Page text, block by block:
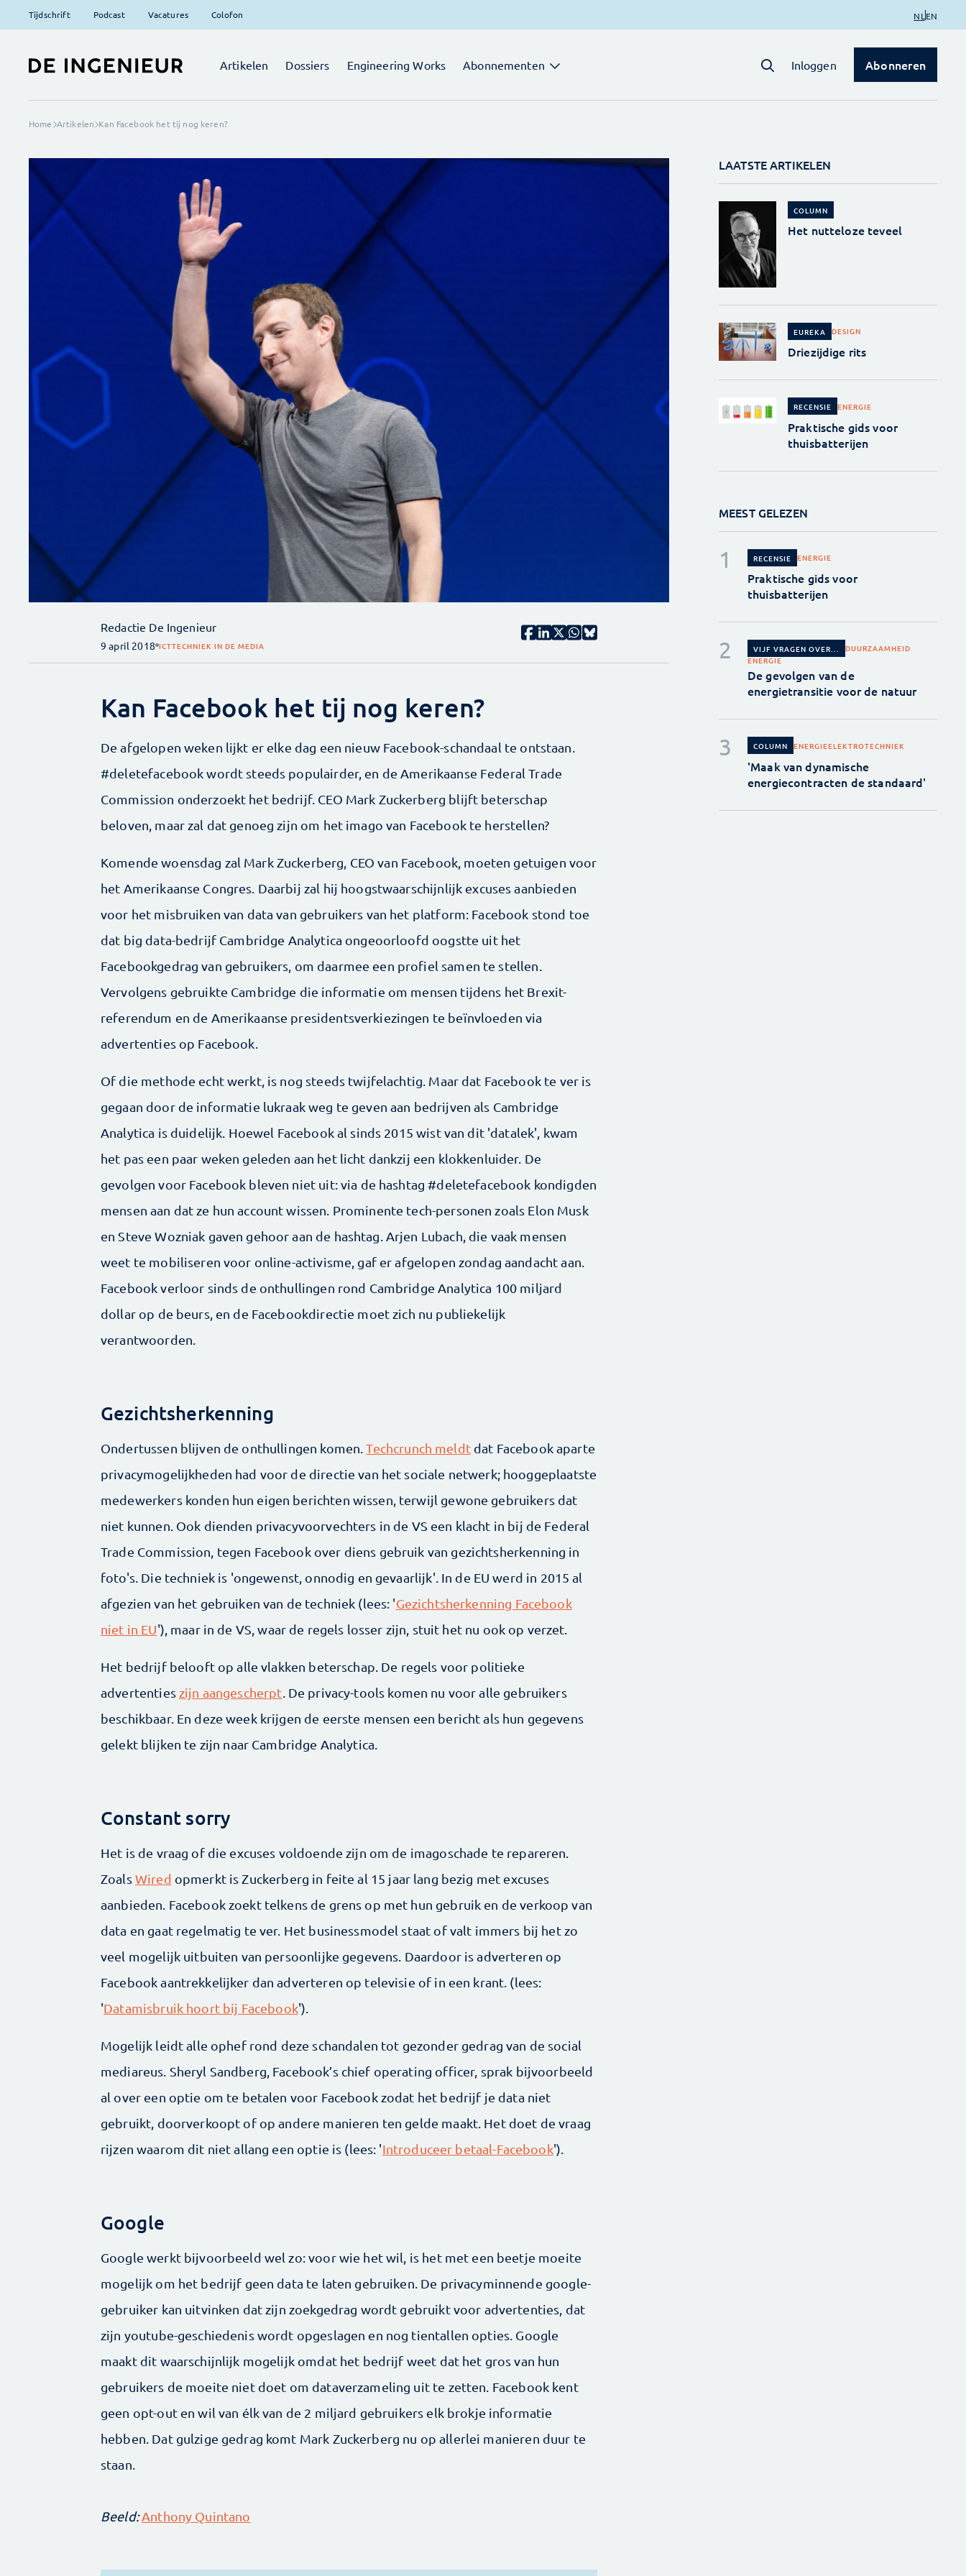
Tijdschrift Podcast Vacatures Colofon NL EN
Artikelen Dossiers Engineering Works Abonnementen Inloggen Abonneren
Home Artikelen Kan Facebook het tij nog keren?
Redactie De Ingenieur
9 april 2018 ICTTECHNIEK IN DE MEDIA
Kan Facebook het tij nog keren?
De afgelopen weken lijkt er elke dag een nieuw Facebook-schandaal te ontstaan.
#deletefacebook wordt steeds populairder, en de Amerikaanse Federal Trade
Commission onderzoekt het bedrijf. CEO Mark Zuckerberg blijft beterschap
beloven, maar zal dat genoeg zijn om het imago van Facebook te herstellen?
Komende woensdag zal Mark Zuckerberg, CEO van Facebook, moeten getuigen voor
het Amerikaanse Congres. Daarbij zal hij hoogstwaarschijnlijk excuses aanbieden
voor het misbruiken van data van gebruikers van het platform: Facebook stond toe
dat big data-bedrijf Cambridge Analytica ongeoorloofd oogstte uit het
Facebookgedrag van gebruikers, om daarmee een profiel samen te stellen.
Vervolgens gebruikte Cambridge die informatie om mensen tijdens het Brexit-
referendum en de Amerikaanse presidentsverkiezingen te beïnvloeden via
advertenties op Facebook.
Of die methode echt werkt, is nog steeds twijfelachtig. Maar dat Facebook te ver is
gegaan door de informatie lukraak weg te geven aan bedrijven als Cambridge
Analytica is duidelijk. Hoewel Facebook al sinds 2015 wist van dit 'datalek', kwam
het pas een paar weken geleden aan het licht dankzij een klokkenluider. De
gevolgen voor Facebook bleven niet uit: via de hashtag #deletefacebook kondigden
mensen aan dat ze hun account wissen. Prominente tech-personen zoals Elon Musk
en Steve Wozniak gaven gehoor aan de hashtag. Arjen Lubach, die vaak mensen
weet te mobiliseren voor online-activisme, gaf er afgelopen zondag aandacht aan.
Facebook verloor sinds de onthullingen rond Cambridge Analytica 100 miljard
dollar op de beurs, en de Facebookdirectie moet zich nu publiekelijk
verantwoorden.
Gezichtsherkenning
Ondertussen blijven de onthullingen komen.Techcrunch meldtdat Facebook aparte
privacymogelijkheden had voor de directie van het sociale netwerk; hooggeplaatste
medewerkers konden hun eigen berichten wissen, terwijl gewone gebruikers dat
niet kunnen. Ook dienden privacyvoorvechters in de VS een klacht in bij de Federal
Trade Commission, tegen Facebook over diens gebruik van gezichtsherkenning in
foto's. Die techniek is 'ongewenst, onnodig en gevaarlijk'. In de EU werd in 2015 al
afgezien van het gebruiken van de techniek (lees: 'Gezichtsherkenning Facebook
niet in EU'), maar in de VS, waar de regels losser zijn, stuit het nu ook op verzet.
Het bedrijf belooft op alle vlakken beterschap. De regels voor politieke
advertenties zijn aangescherpt . De privacy-tools komen nu voor alle gebruikers
beschikbaar. En deze week krijgen de eerste mensen een bericht als hun gegevens
gelekt blijken te zijn naar Cambridge Analytica.
Constant sorry
Het is de vraag of die excuses voldoende zijn om de imagoschade te repareren.
ZoalsWired opmerkt is Zuckerberg in feite al 15 jaar lang bezig met excuses
aanbieden. Facebook zoekt telkens de grens op met hun gebruik en de verkoop van
data en gaat regelmatig te ver. Het businessmodel staat of valt immers bij het zo
veel mogelijk uitbuiten van persoonlijke gegevens. Daardoor is adverteren op
Facebook aantrekkelijker dan adverteren op televisie of in een krant. (lees:
'Datamisbruik hoort bij Facebook').
Mogelijk leidt alle ophef rond deze schandalen tot gezonder gedrag van de social
mediareus. Sheryl Sandberg, Facebook’s chief operating officer, sprak bijvoorbeeld
al over een optie om te betalen voor Facebook zodat het bedrijf je data niet
gebruikt, doorverkoopt of op andere manieren ten gelde maakt. Het doet de vraag
rijzen waarom dit niet allang een optie is (lees: 'Introduceer betaal-Facebook').
Google
Google werkt bijvoorbeeld wel zo: voor wie het wil, is het met een beetje moeite
mogelijk om het bedrijf geen data te laten gebruiken. De privacyminnende google-
gebruiker kan uitvinken dat zijn zoekgedrag wordt gebruikt voor advertenties, dat
zijn youtube-geschiedenis wordt opgeslagen en nog tientallen opties. Google
maakt dit waarschijnlijk mogelijk omdat het bedrijf weet dat het gros van hun
gebruikers de moeite niet doet om dataverzameling uit te zetten. Facebook kent
geen opt-out en wil van élk van de 2 miljard gebruikers elk brokje informatie
hebben. Dat gulzige gedrag komt Mark Zuckerberg nu op allerlei manieren duur te
staan.
Beeld:Anthony Quintano
LAATSTE ARTIKELEN
COLUMN
Het nutteloze teveel
EUREKA DESIGN
Driezijdige rits
RECENSIE ENERGIE
Praktische gids voor
thuisbatterijen
MEEST GELEZEN
RECENSIE ENERGIE
Praktische gids voor
thuisbatterijen
VIJF VRAGEN OVER...
DUURZAAMHEID
ENERGIE
De gevolgen van de
energietransitie voor de natuur
COLUMN ENERGIEELEKTROTECHNIEK
'Maak van dynamische
energiecontracten de standaard'